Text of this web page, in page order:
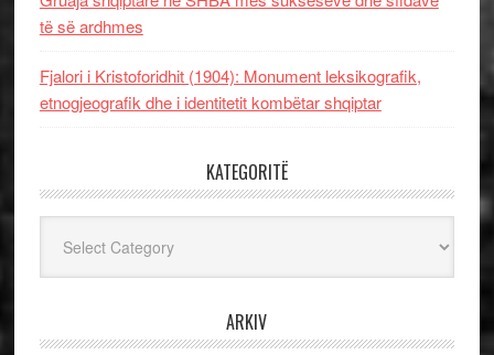
të së ardhmes
Fjalori i Kristoforidhit (1904): Monument leksikografik,
etnogjeografik dhe i identitetit kombëtar shqiptar
KATEGORITË
ARKIV